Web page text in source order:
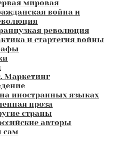
мировая
война и
революция
и стартегия войны
Маркетинг
иностранных языках
проза
страны
авторы
сам